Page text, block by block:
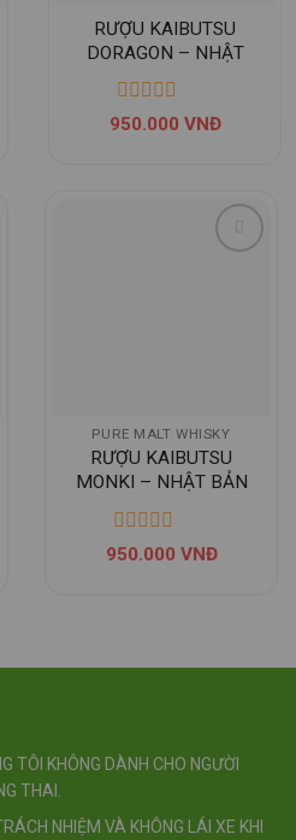
RƯỢU KAIBUTSU
DORAGON – NHẬT
BẢN
950.000 VNĐ
PURE MALT WHISKY
RƯỢU KAIBUTSU
MONKI – NHẬT BẢN
950.000 VNĐ
TÔI KHÔNG DÀNH CHO NGƯỜI
THAI.
NHIỆM VÀ KHÔNG LÁI XE KHI